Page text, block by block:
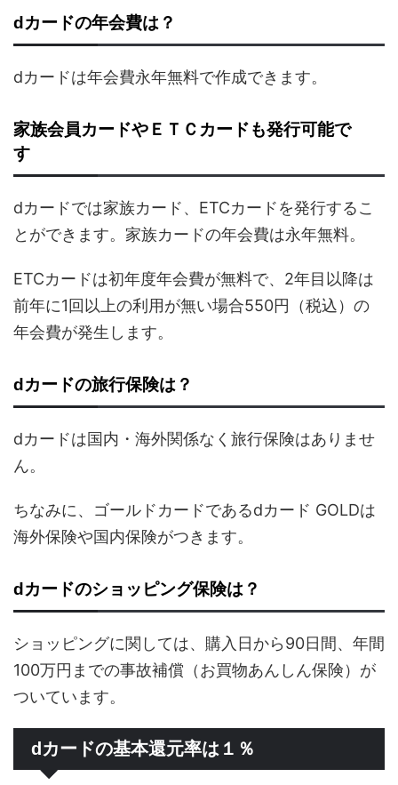
dカードの年会費は？
dカードは年会費永年無料で作成できます。
家族会員カードやＥＴＣカードも発行可能で
す
dカードでは家族カード、ETCカードを発行するこ
とができます。家族カードの年会費は永年無料。
ETCカードは初年度年会費が無料で、2年目以降は
前年に1回以上の利用が無い場合550円（税込）の
年会費が発生します。
dカードの旅行保険は？
dカードは国内・海外関係なく旅行保険はありませ
ん。
ちなみに、ゴールドカードであるdカード GOLDは
海外保険や国内保険がつきます。
dカードのショッピング保険は？
ショッピングに関しては、購入日から90日間、年間
100万円までの事故補償（お買物あんしん保険）が
ついています。
dカードの基本還元率は１％